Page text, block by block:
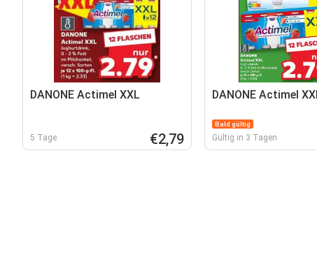
DANONE Actimel XXL
5 Tage €2,79
DANONE Actimel
Bald gültig
Gültig in 3 Tagen